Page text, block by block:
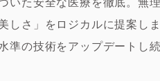
しさ」をロジカルに提案し
準の技術をアップデートし